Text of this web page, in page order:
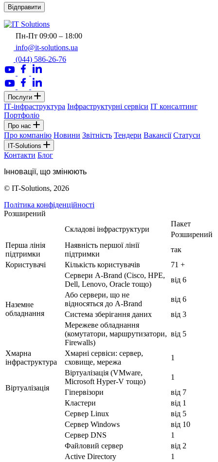
Пн-Пт 09:00 – 18:00
info@it-solutions.ua
(044) 586-26-76
Послуги
ІТ-інфраструктура Інфраструктурні сервіси IT консалтинг
Портфоліо
Про нас
Про компанію Новини Звітність Тендери Вакансії Статуси
IT-Solutions
Контакти Блог
Інновації, що змінюють
© IT-Solutions, 2026
Політика конфіденційності
Розширений
Складові інфраструктури
Пакет
Розширений
Перша лінія
підтримки
Наявність першої лінії
підтримки
так
Користувачі
Кількість користувачів 71 +
Наземне
обладнання
Сервери A-Brand (Cisco, HPE,
Dell, Lenovo, Oracle тощо)
від 6
Або сервери, що не
відносяться до A-Brand
від 6
Система зберігання даних
від 3
Мережеве обладнання
(комутатори, маршрутизатори,
Firewalls)
від 5
Хмарна
інфраструктура
Хмарні сервіси: сервер,
сховище, мережа
1
Віртуалізація
Віртуалізація (VMware,
Microsoft Hyper-V тощо)
1
Гіпервізори
від 7
Кластери
від 1
Сервер Linux
від 5
Сервер Windows
від 10
Сервер DNS
1
Файловий сервер
від 2
Active Directory
1